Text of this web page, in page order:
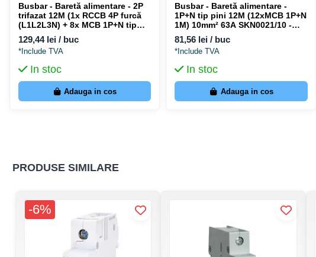
Busbar - Baretă alimentare - 2P
trifazat 12M (1x RCCB 4P furcă
(L1L2L3N) + 8x MCB 1P+N tip
pini 1M) 10mm² 63A IZ10 ETI
002921276
129,44 lei / buc
*Include TVA
In stoc
Adauga in cos
Busbar - Baretă alimentare -
1P+N tip pini 12M (12xMCB 1P+N
1M) 10mm² 63A SKN0021/10 -
ETI 002921150
81,56 lei / buc
*Include TVA
In stoc
Adauga in cos
PRODUSE SIMILARE
-6%